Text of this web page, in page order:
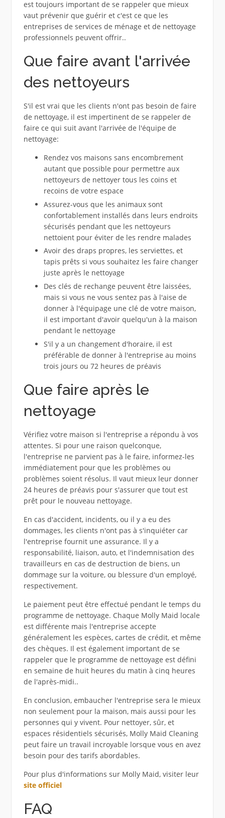
est toujours important de se rappeler que mieux
vaut prévenir que guérir et c'est ce que les
entreprises de services de ménage et de nettoyage
professionnels peuvent offrir..
Que faire avant l'arrivée
des nettoyeurs
S'il est vrai que les clients n'ont pas besoin de faire
de nettoyage, il est impertinent de se rappeler de
faire ce qui suit avant l'arrivée de l'équipe de
nettoyage:
Rendez vos maisons sans encombrement
autant que possible pour permettre aux
nettoyeurs de nettoyer tous les coins et
recoins de votre espace
Assurez-vous que les animaux sont
confortablement installés dans leurs endroits
sécurisés pendant que les nettoyeurs
nettoient pour éviter de les rendre malades
Avoir des draps propres, les serviettes, et
tapis prêts si vous souhaitez les faire changer
juste après le nettoyage
Des clés de rechange peuvent être laissées,
mais si vous ne vous sentez pas à l'aise de
donner à l'équipage une clé de votre maison,
il est important d'avoir quelqu'un à la maison
pendant le nettoyage
S'il y a un changement d'horaire, il est
préférable de donner à l'entreprise au moins
trois jours ou 72 heures de préavis
Que faire après le
nettoyage
Vérifiez votre maison si l'entreprise a répondu à vos
attentes. Si pour une raison quelconque,
l'entreprise ne parvient pas à le faire, informez-les
immédiatement pour que les problèmes ou
problèmes soient résolus. Il vaut mieux leur donner
24 heures de préavis pour s'assurer que tout est
prêt pour le nouveau nettoyage.
En cas d'accident, incidents, ou il y a eu des
dommages, les clients n'ont pas à s'inquiéter car
l'entreprise fournit une assurance. Il y a
responsabilité, liaison, auto, et l'indemnisation des
travailleurs en cas de destruction de biens, un
dommage sur la voiture, ou blessure d'un employé,
respectivement.
Le paiement peut être effectué pendant le temps du
programme de nettoyage. Chaque Molly Maid locale
est différente mais l'entreprise accepte
généralement les espèces, cartes de crédit, et même
des chèques. Il est également important de se
rappeler que le programme de nettoyage est défini
en semaine de huit heures du matin à cinq heures
de l'après-midi..
En conclusion, embaucher l'entreprise sera le mieux
non seulement pour la maison, mais aussi pour les
personnes qui y vivent. Pour nettoyer, sûr, et
espaces résidentiels sécurisés, Molly Maid Cleaning
peut faire un travail incroyable lorsque vous en avez
besoin pour des tarifs abordables.
Pour plus d'informations sur Molly Maid, visiter leur
site officiel
FAQ